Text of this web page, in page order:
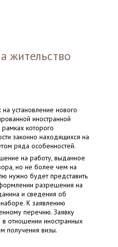
жительство
установление нового
иностранной
которого
законно находящихся на
ряда особенностей.
на работу, выданное
но не более чем на
нужно будет представить
разрешения на
и сведения об
К заявлению
перечню. Заявку
в отношении иностранных
получения визы.